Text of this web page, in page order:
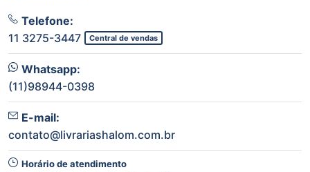
Telefone:
11 3275-3447
Central de vendas
Whatsapp:
(11)98944-0398
E-mail:
contato@livrariashalom.com.br
Horário de atendimento